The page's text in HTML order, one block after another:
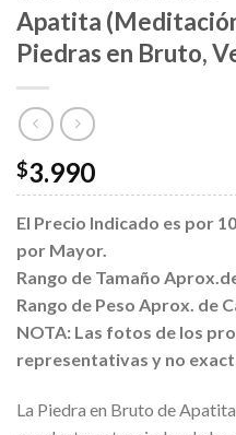
Apatita
Piedras en Bruto,
$3.990
El Precio Indicado es por
por Mayor.
Rango de Tamaño Aprox
Rango de Peso Aprox. de
NOTA: Las fotos de los
representativas y no
La Piedra en Bruto de